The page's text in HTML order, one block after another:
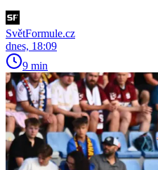
SvětFormule.cz
dnes, 18:09
9 min